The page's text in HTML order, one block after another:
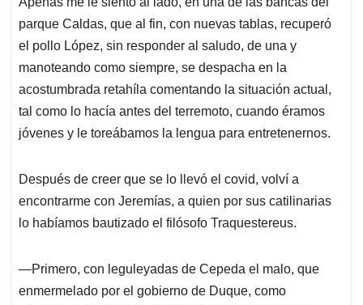
s
A
p
p
b
o
o
k
e
d
I
n
l
a
d
s
parque Caldas, que al fin, con nuevas tablas, recuperó
el pollo López, sin responder al saludo, de una y
manoteando como siempre, se despacha en la
acostumbrada retahíla comentando la situación actual,
tal como lo hacía antes del terremoto, cuando éramos
jóvenes y le toreábamos la lengua para entretenernos.
Después de creer que se lo llevó el covid, volví a
encontrarme con Jeremías, a quien por sus catilinarias
lo habíamos bautizado el filósofo Traquestereus.
—Primero, con leguleyadas de Cepeda el malo, que
enmermelado por el gobierno de Duque, como